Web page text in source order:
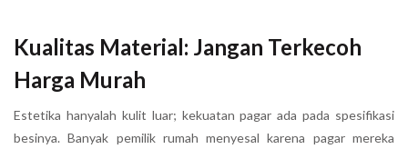
Kualitas Material: Jangan Terkecoh
Harga Murah
Estetika hanyalah kulit luar; kekuatan pagar ada pada spesifikasi
besinya. Banyak pemilik rumah menyesal karena pagar mereka